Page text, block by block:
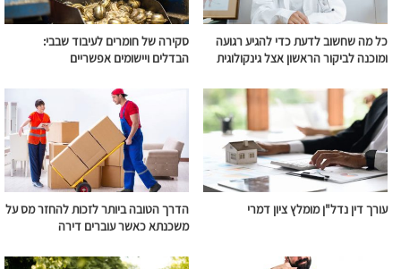
כל מה שחשוב לדעת כדי להגיע רגועה
ומוכנה לביקור הראשון אצל גינקולוגית
סקירה של חומרים לעיבוד שבבי:
הבדלים ויישומים אפשריים
עורך דין נדל"ן מומלץ ציון דמרי
הדרך הטובה ביותר לזכות להחזר מס על
משכנתא כאשר עוברים דירה